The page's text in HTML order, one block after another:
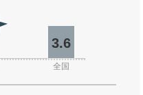
3.6
全国